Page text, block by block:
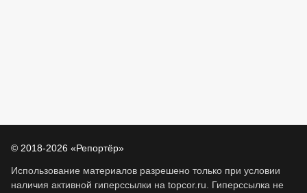
© 2018-2026 «Репортёр»
Использование материалов разрешено только при условии
наличия активной гиперссылки на topcor.ru. Гиперссылка не